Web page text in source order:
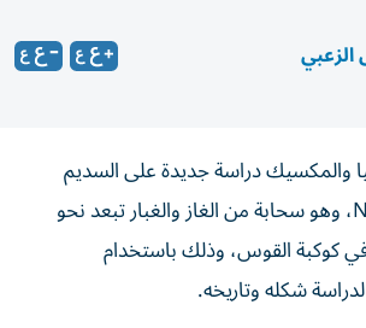
والمكسيك دراسة جديدة على السديم
الكوكبي NGC 6563، وهو سحابة من الغاز والغبار تبعد نحو
في كوكبة القوس، وذلك باستخدام
شكله وتاريخه.